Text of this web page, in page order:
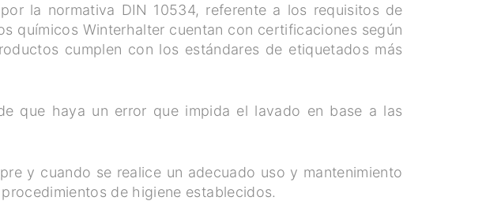
la normativa DIN 10534, referente a los requisitos de
químicos Winterhalter cuentan con certificaciones según
cumplen con los estándares de etiquetados más
que haya un error que impida el lavado en base a las
y cuando se realice un adecuado uso y mantenimiento
de higiene establecidos.